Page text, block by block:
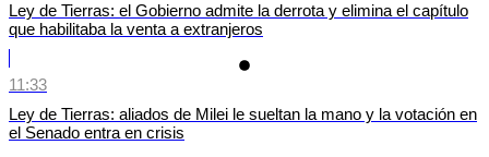
Ley de Tierras: el Gobierno admite la derrota y elimina el capítulo
que habilitaba la venta a extranjeros
11:33
Ley de Tierras: aliados de Milei le sueltan la mano y la votación en
el Senado entra en crisis